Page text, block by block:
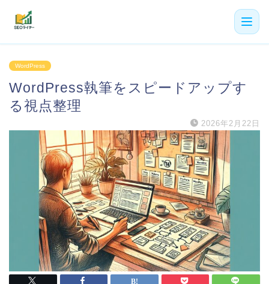
機能
利用者の声
よくある質問
導入事例
お役立ち記事
WordPress
WordPress執筆をスピードアップす
る視点整理
2026年2月22日